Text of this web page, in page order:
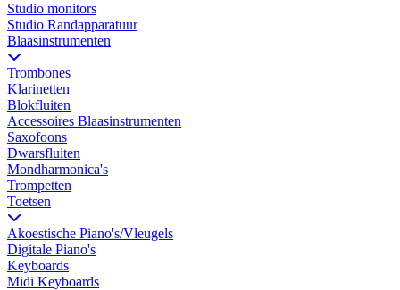
Studio monitors
Studio Randapparatuur
Blaasinstrumenten
Trombones
Klarinetten
Blokfluiten
Accessoires Blaasinstrumenten
Saxofoons
Dwarsfluiten
Mondharmonica's
Trompetten
Toetsen
Akoestische Piano's/Vleugels
Digitale Piano's
Keyboards
Midi Keyboards